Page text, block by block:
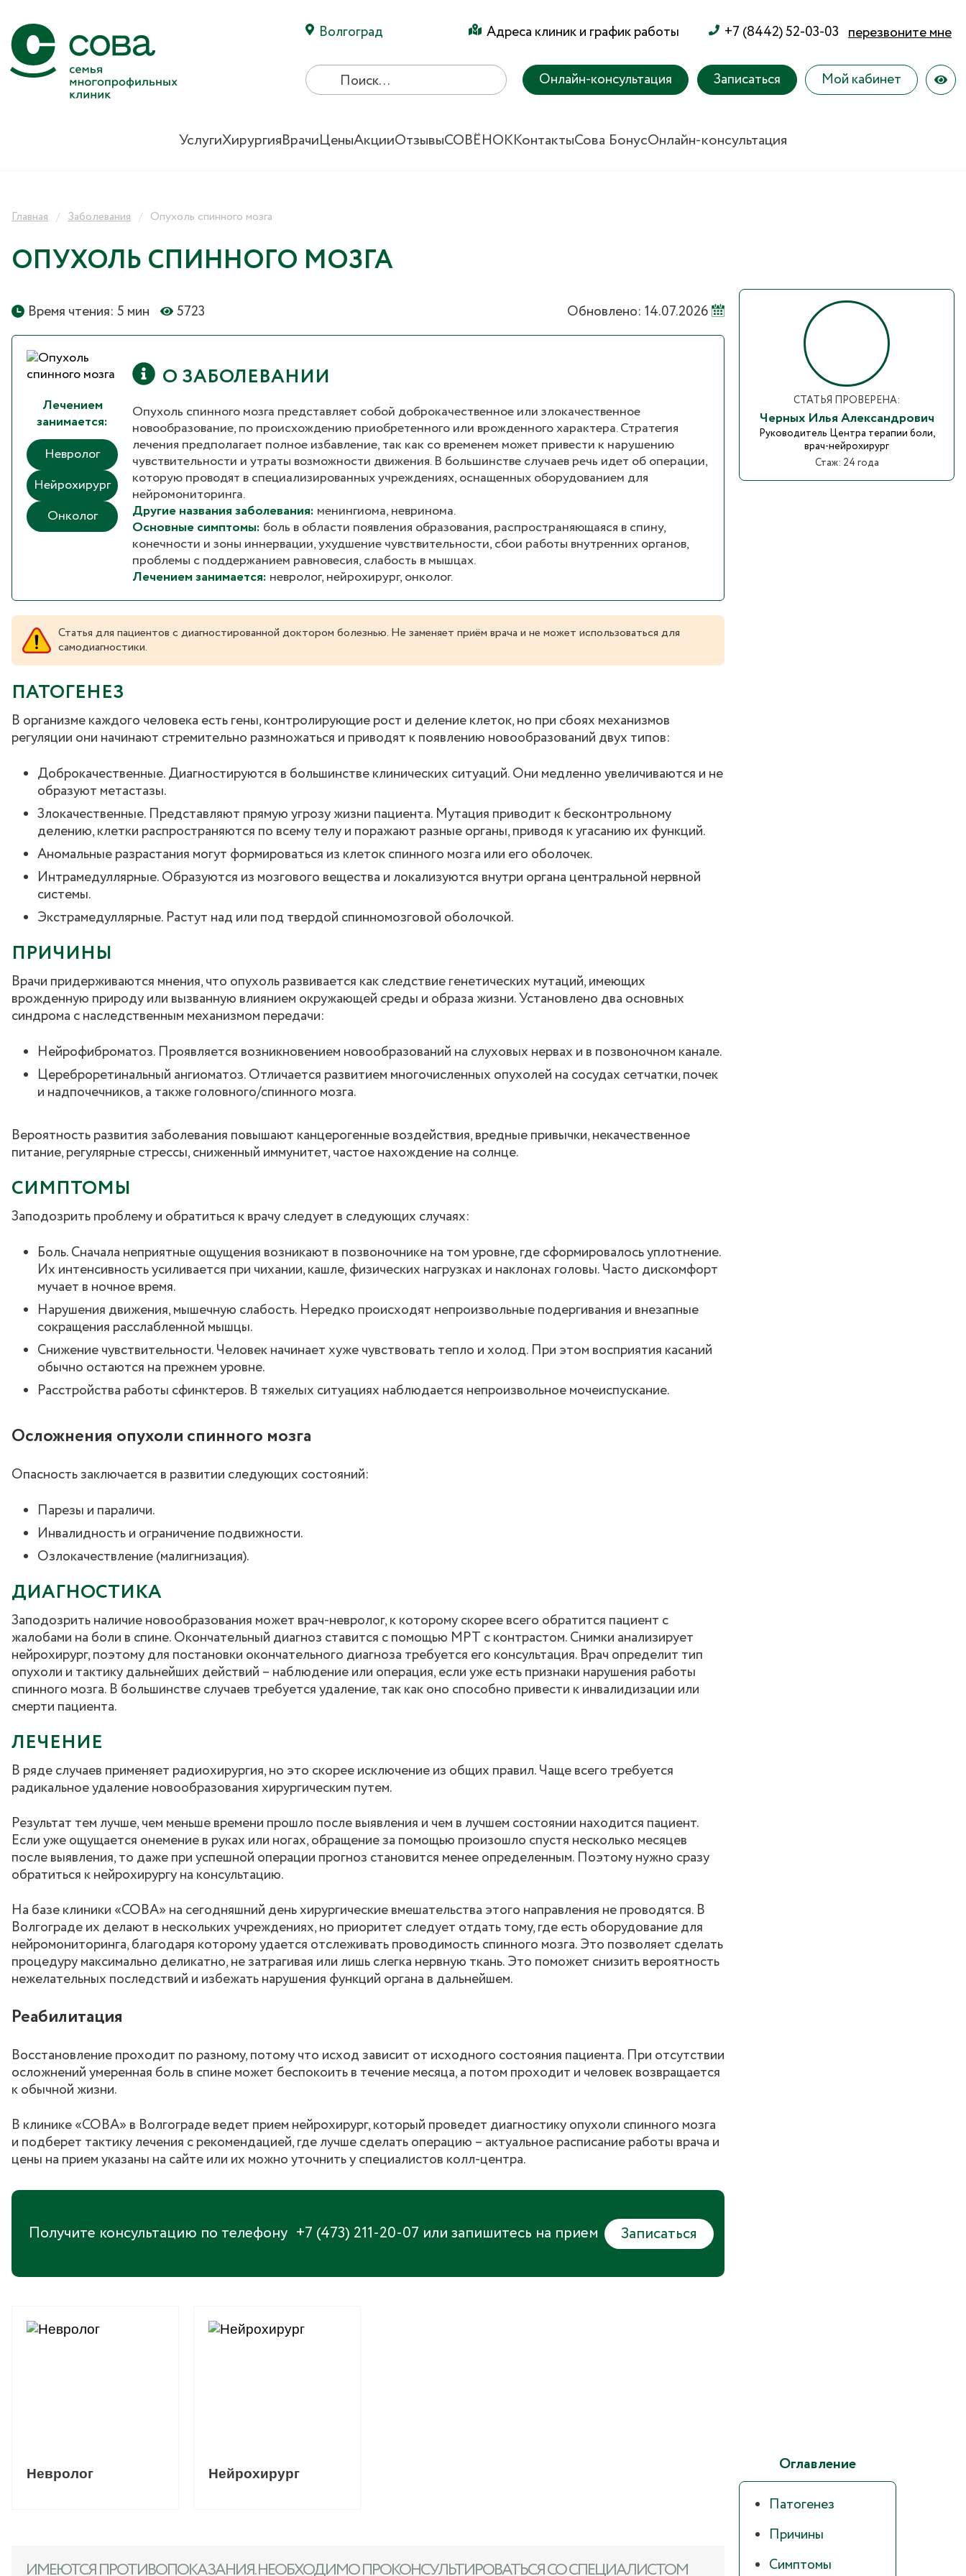
Волгоград Адреса клиник и график работы +7 (8442) 52-03-03 перезвоните мне
Онлайн-консультация Записаться Мой кабинет
УслугиХирургияВрачиЦеныАкцииОтзывыСОВЁНОККонтактыСова БонусОнлайн-консультация
Главная Заболевания Опухоль спинного мозга
ОПУХОЛЬ СПИННОГО МОЗГА
Время чтения: 5 мин 5723 Обновлено: 14.07.2026
Лечением
занимается:
Невролог
Нейрохирург
Онколог
О ЗАБОЛЕВАНИИ
Опухоль спинного мозга представляет собой доброкачественное или злокачественное
новообразование, по происхождению приобретенного или врожденного характера. Стратегия
лечения предполагает полное избавление, так как со временем может привести к нарушению
чувствительности и утраты возможности движения. В большинстве случаев речь идет об операции,
которую проводят в специализированных учреждениях, оснащенных оборудованием для
нейромониторинга.
Другие названия заболевания: менингиома, невринома.
Основные симптомы: боль в области появления образования, распространяющаяся в спину,
конечности и зоны иннервации, ухудшение чувствительности, сбои работы внутренних органов,
проблемы с поддержанием равновесия, слабость в мышцах.
Лечением занимается: невролог, нейрохирург, онколог.
Статья для пациентов с диагностированной доктором болезнью. Не заменяет приём врача и не может использоваться для
самодиагностики.
ПАТОГЕНЕЗ
В организме каждого человека есть гены, контролирующие рост и деление клеток, но при сбоях механизмов
регуляции они начинают стремительно размножаться и приводят к появлению новообразований двух типов:
Доброкачественные. Диагностируются в большинстве клинических ситуаций. Они медленно увеличиваются и не
образуют метастазы.
Злокачественные. Представляют прямую угрозу жизни пациента. Мутация приводит к бесконтрольному
делению, клетки распространяются по всему телу и поражают разные органы, приводя к угасанию их функций.
Аномальные разрастания могут формироваться из клеток спинного мозга или его оболочек.
Интрамедуллярные. Образуются из мозгового вещества и локализуются внутри органа центральной нервной
системы.
Экстрамедуллярные. Растут над или под твердой спинномозговой оболочкой.
ПРИЧИНЫ
Врачи придерживаются мнения, что опухоль развивается как следствие генетических мутаций, имеющих
врожденную природу или вызванную влиянием окружающей среды и образа жизни. Установлено два основных
синдрома с наследственным механизмом передачи:
Нейрофиброматоз. Проявляется возникновением новообразований на слуховых нервах и в позвоночном канале.
Цереброретинальный ангиоматоз. Отличается развитием многочисленных опухолей на сосудах сетчатки, почек
и надпочечников, а также головного/спинного мозга.
Вероятность развития заболевания повышают канцерогенные воздействия, вредные привычки, некачественное
питание, регулярные стрессы, сниженный иммунитет, частое нахождение на солнце.
СИМПТОМЫ
Заподозрить проблему и обратиться к врачу следует в следующих случаях:
Боль. Сначала неприятные ощущения возникают в позвоночнике на том уровне, где сформировалось уплотнение.
Их интенсивность усиливается при чихании, кашле, физических нагрузках и наклонах головы. Часто дискомфорт
мучает в ночное время.
Нарушения движения, мышечную слабость. Нередко происходят непроизвольные подергивания и внезапные
сокращения расслабленной мышцы.
Снижение чувствительности. Человек начинает хуже чувствовать тепло и холод. При этом восприятия касаний
обычно остаются на прежнем уровне.
Расстройства работы сфинктеров. В тяжелых ситуациях наблюдается непроизвольное мочеиспускание.
Осложнения опухоли спинного мозга
Опасность заключается в развитии следующих состояний:
Парезы и параличи.
Инвалидность и ограничение подвижности.
Озлокачествление (малигнизация).
ДИАГНОСТИКА
Заподозрить наличие новообразования может врач-невролог, к которому скорее всего обратится пациент с
жалобами на боли в спине. Окончательный диагноз ставится с помощью МРТ с контрастом. Снимки анализирует
нейрохирург, поэтому для постановки окончательного диагноза требуется его консультация. Врач определит тип
опухоли и тактику дальнейших действий – наблюдение или операция, если уже есть признаки нарушения работы
спинного мозга. В большинстве случаев требуется удаление, так как оно способно привести к инвалидизации или
смерти пациента.
ЛЕЧЕНИЕ
В ряде случаев применяет радиохирургия, но это скорее исключение из общих правил. Чаще всего требуется
радикальное удаление новообразования хирургическим путем.
Результат тем лучше, чем меньше времени прошло после выявления и чем в лучшем состоянии находится пациент.
Если уже ощущается онемение в руках или ногах, обращение за помощью произошло спустя несколько месяцев
после выявления, то даже при успешной операции прогноз становится менее определенным. Поэтому нужно сразу
обратиться к нейрохирургу на консультацию.
На базе клиники «СОВА» на сегодняшний день хирургические вмешательства этого направления не проводятся. В
Волгограде их делают в нескольких учреждениях, но приоритет следует отдать тому, где есть оборудование для
нейромониторинга, благодаря которому удается отслеживать проводимость спинного мозга. Это позволяет сделать
процедуру максимально деликатно, не затрагивая или лишь слегка нервную ткань. Это поможет снизить вероятность
нежелательных последствий и избежать нарушения функций органа в дальнейшем.
Реабилитация
Восстановление проходит по разному, потому что исход зависит от исходного состояния пациента. При отсутствии
осложнений умеренная боль в спине может беспокоить в течение месяца, а потом проходит и человек возвращается
к обычной жизни.
В клинике «СОВА» в Волгограде ведет прием нейрохирург, который проведет диагностику опухоли спинного мозга
и подберет тактику лечения с рекомендацией, где лучше сделать операцию – актуальное расписание работы врача и
цены на прием указаны на сайте или их можно уточнить у специалистов колл-центра.
Получите консультацию по телефону +7 (473) 211-20-07 или запишитесь на прием Записаться
Невролог Нейрохирург
ИМЕЮТСЯ ПРОТИВОПОКАЗАНИЯ. НЕОБХОДИМО ПРОКОНСУЛЬТИРОВАТЬСЯ СО СПЕЦИАЛИСТОМ
СТАТЬЯ ПРОВЕРЕНА:
Черных Илья Александрович
Руководитель Центра терапии боли,
врач-нейрохирург
Стаж: 24 года
Оглавление
Патогенез
Причины
Симптомы